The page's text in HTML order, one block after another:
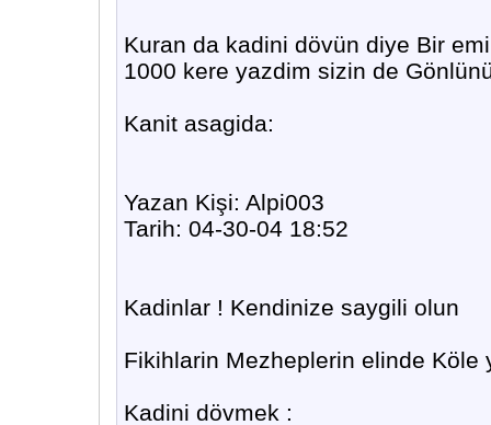
Kuran da kadini dövün diye Bir
1000 kere yazdim sizin de
Kanit asagida:
Yazan Kişi: Alpi003
Tarih: 04-30-04 18:52
Kadinlar ! Kendinize saygili olun
Fikihlarin Mezheplerin elinde Köle
Kadini dövmek :